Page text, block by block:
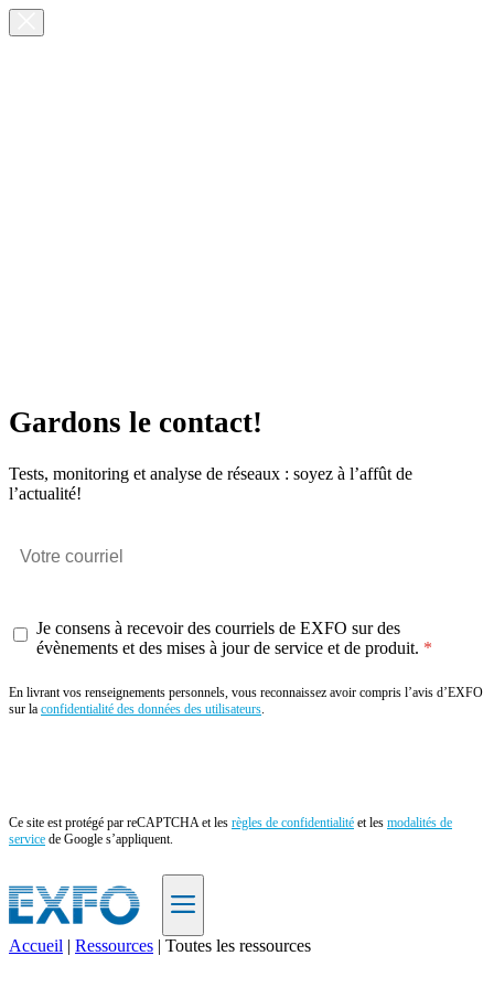
Gardons le contact!
Tests, monitoring et analyse de réseaux : soyez à l’affût de
l’actualité!
Je consens à recevoir des courriels de EXFO sur des
évènements et des mises à jour de service et de produit.
En livrant vos renseignements personnels, vous reconnaissez avoir compris l’avis d’EXFO
sur la confidentialité des données des utilisateurs.
Ce site est protégé par reCAPTCHA et les règles de confidentialité et les modalités de
service de Google s’appliquent.
Accueil | Ressources | Toutes les ressources